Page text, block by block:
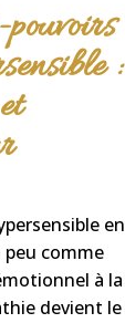
:
en
peu comme
à la
devient le